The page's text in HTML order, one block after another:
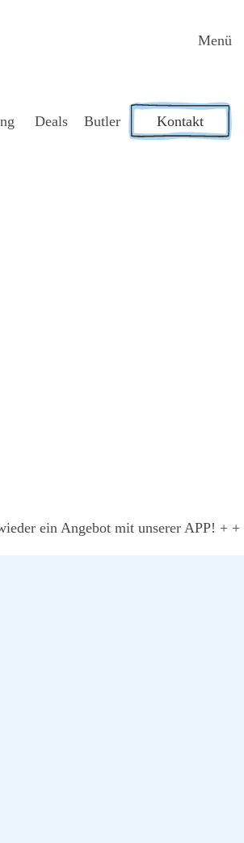
Menü
Deals But­ler Kontakt
ein Ange­bot mit unse­rer APP! + +